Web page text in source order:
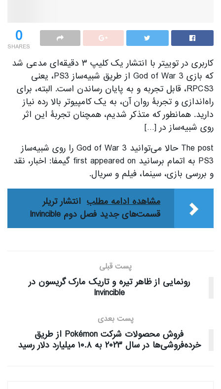
0
SHARES
کاربری در توییتر با انتشار یک کلیپ ۳ دقیقه‌ای مدعی شد
که بازی God of War 3 از طریق شبیه‌ساز PS3، یعنی
RPCS3، قابل تجربه و به پایان رساندن است. البته، برای
راه‌اندازی و تجربۀ روان آن، به یک کامپیوتر بالا رده نیاز
دارید. همانطور که متذکر شدیم، همچنان تجربۀ این اثر
روی شبیه‌ساز در […]
The post حالا می‌توانید God of War 3 را روی شبیه‌ساز
PS3 به اتمام برسانید first appeared on گیمفا: اخبار، نقد
و بررسی بازی، سینما، فیلم و سریال.
مشاهده ادامه مطلب انتشار تریلر
قسمت‌های جدید فصل دوم Invincible
پست قبلی
رونمایی از ظاهر تیره و تاریک مارک گریسون در
Invincible
پست بعدی
فروش محصولات شرکت Pokémon از طریق
خرده‌فروشی‌ها در سال ۲۰۲۳ به ۱۰.۸ میلیارد دلار رسید